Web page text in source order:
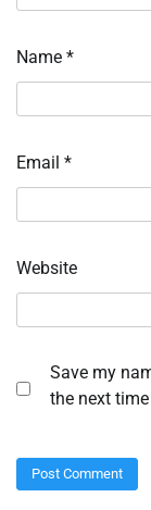
Name *
Email *
Website
Save my
the next